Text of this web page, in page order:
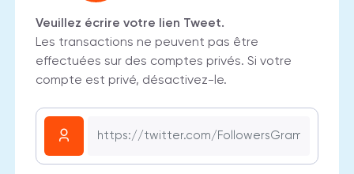
Veuillez écrire votre lien Tweet.
Les transactions ne peuvent pas être
effectuées sur des comptes privés. Si votre
compte est privé, désactivez-le.